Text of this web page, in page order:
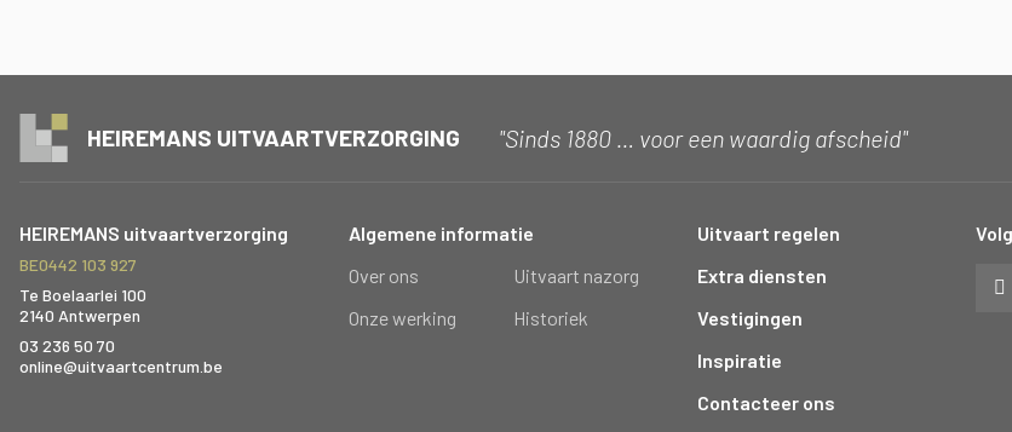
HEIREMANS UITVAARTVERZORGING "Sinds 1880 … voor een waardig afscheid"
HEIREMANS uitvaartverzorging
BE0442 103 927
Te Boelaarlei 100
2140 Antwerpen
03 236 50 70
online@uitvaartcentrum.be
Algemene informatie
Over ons
Uitvaart nazorg
Onze werking
Historiek
Uitvaart regelen
Extra diensten
Vestigingen
Inspiratie
Contacteer ons